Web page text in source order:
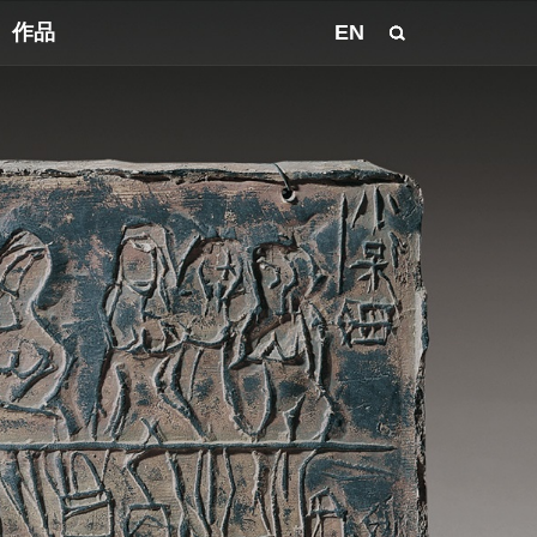
作品 EN